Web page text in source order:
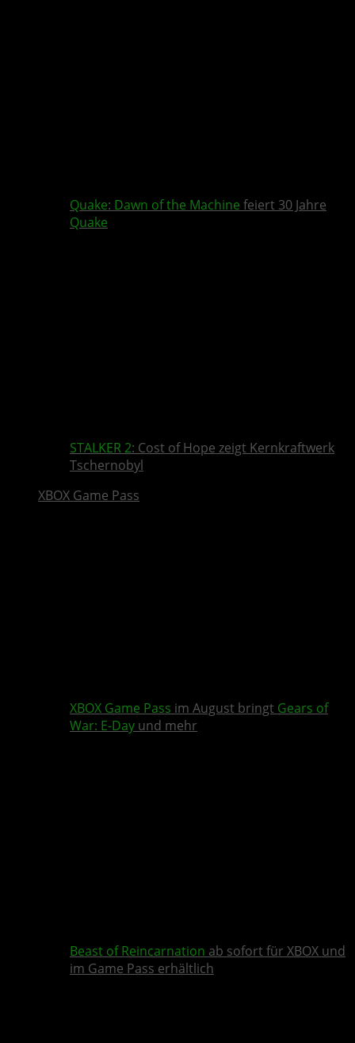
Quake: Dawn of the Machine feiert 30 Jahre
Quake
STALKER 2: Cost of Hope zeigt Kernkraftwerk
Tschernobyl
XBOX Game Pass
XBOX Game Pass im August bringt Gears of
War: E-Day und mehr
Beast of Reincarnation ab sofort für XBOX und
im Game Pass erhältlich